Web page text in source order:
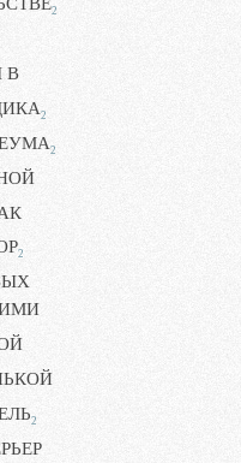
2
В
2
2
2
2